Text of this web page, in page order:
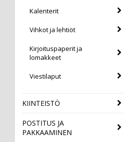
Kalenterit
Vihkot ja lehtiöt
Kirjoituspaperit ja
lomakkeet
Viestilaput
KIINTEISTÖ
POSTITUS JA
PAKKAAMINEN